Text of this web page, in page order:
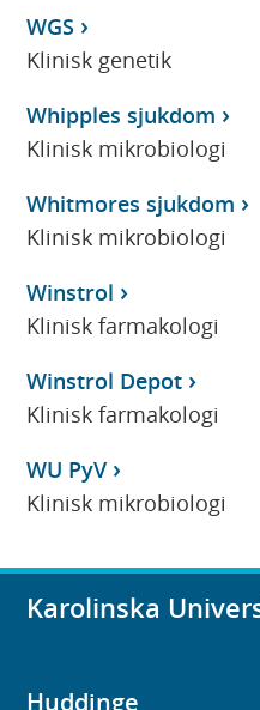
WGS
Klinisk genetik
Whipples sjukdom
Klinisk mikrobiologi
Whitmores sjukdom
Klinisk mikrobiologi
Winstrol
Klinisk farmakologi
Winstrol Depot
Klinisk farmakologi
WU PyV
Klinisk mikrobiologi
Karolinska
Huddinge